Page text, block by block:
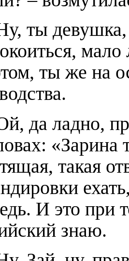
ты девушка,
ты же на
да ладно,
«Зарина
такая
И это при
знаю.